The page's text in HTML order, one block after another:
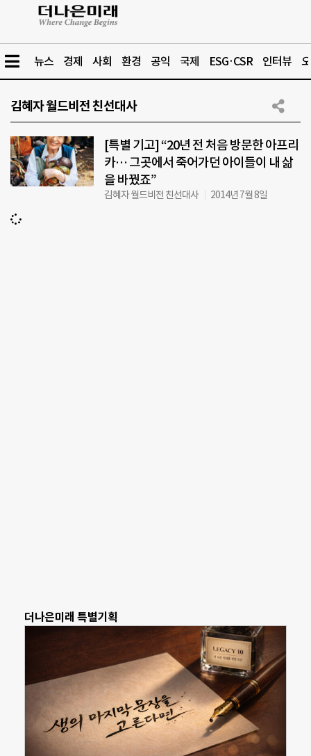
뉴스 경제 사회 환경 공익 국제 ESG·CSR 인터뷰
김혜자 월드비전 친선대사
[특별 기고] “20년 전 처음 방문한 아프리
카… 그곳에서 죽어가던 아이들이 내 삶
을 바꿨죠”
김혜자 월드비전 친선대사 2014년 7월 8일
더나은미래 특별기획